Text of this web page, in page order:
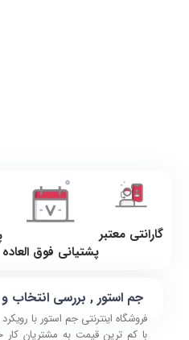
گارانتی معتبر
پشتیانی فوق العاده
جم استور , بررسی انتخاب
فروشگاه اینترنتی جم استور با
با کم ترین قیمت به مشتریان کار